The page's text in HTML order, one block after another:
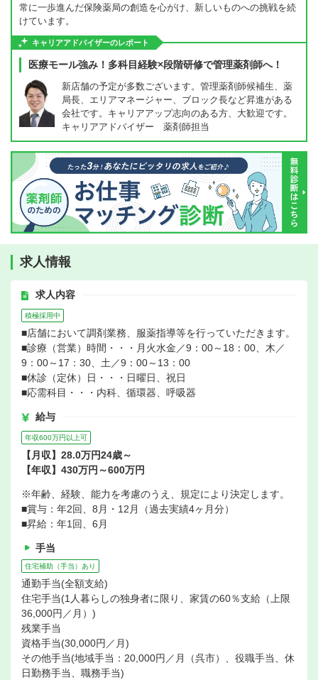
常に一歩進んだ保険薬局の創造を心がけ、新しいものへの挑戦を続
けています。
キャリアアドバイザーのレポート
医療モール強み！多科目経験×段階研修で管理薬剤師へ！
新店舗の予定が多数ございます。管理薬剤師候補生、薬
局長、エリアマネージャー、ブロック長など昇進がある
会社です。キャリアアップ志向のある方、大歓迎です。
キャリアアドバイザー 薬剤師担当
求人情報
求人内容
積極採用中
■店舗において調剤業務、服薬指導等を行っていただきます。
■診療（営業）時間・・・月火水金／9：00～18：00、木／
9：00～17：30、土／9：00～13：00
■休診（定休）日・・・日曜日、祝日
■応需科目・・・内科、循環器、呼吸器
給与
年収600万円以上可
【月収】28.0万円24歳～
【年収】430万円～600万円
※年齢、経験、能力を考慮のうえ、規定により決定します。
■賞与：年2回、8月・12月（過去実績4ヶ月分）
■昇給：年1回、6月
手当
住宅補助（手当）あり
通勤手当(全額支給)
住宅手当(1人暮らしの独身者に限り、家賃の60％支給（上限
36,000円／月）)
残業手当
資格手当(30,000円／月)
その他手当(地域手当：20,000円／月（呉市）、役職手当、休
日勤務手当、職務手当)